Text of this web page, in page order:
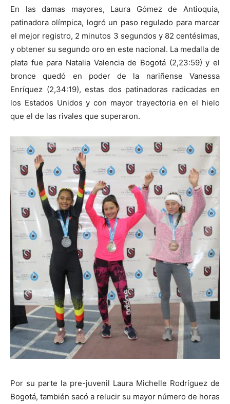
En las damas mayores, Laura Gómez de Antioquia,
patinadora olímpica, logró un paso regulado para marcar
el mejor registro, 2 minutos 3 segundos y 82 centésimas,
y obtener su segundo oro en este nacional. La medalla de
plata fue para Natalia Valencia de Bogotá (2,23:59) y el
bronce quedó en poder de la nariñense Vanessa
Enríquez (2,34:19), estas dos patinadoras radicadas en
los Estados Unidos y con mayor trayectoria en el hielo
que el de las rivales que superaron.
Por su parte la pre-juvenil Laura Michelle Rodríguez de
Bogotá, también sacó a relucir su mayor número de horas